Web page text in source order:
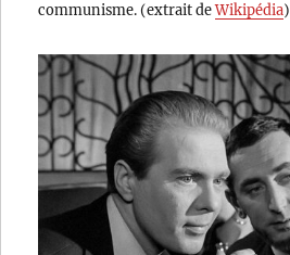
communisme. (extrait deWikipédia)